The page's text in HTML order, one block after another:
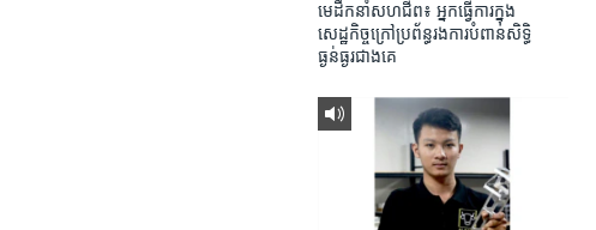
មេដឹកនាំសហជីព៖ អ្នកធ្វើការក្នុង
សេដ្ឋកិច្ចក្រៅប្រព័ន្ធរងការបំពានសិទ្ធិ
ធ្ងន់ធ្ងរជាងគេ